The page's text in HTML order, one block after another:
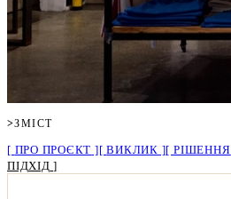
>ЗМІСТ
ПРО ПРОЄКТ ВИКЛИК РІШЕННЯ
ПІДХІД